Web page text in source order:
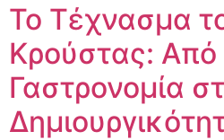
Το Τέχνασμα
Κρούστας: Από
Γαστρονομία